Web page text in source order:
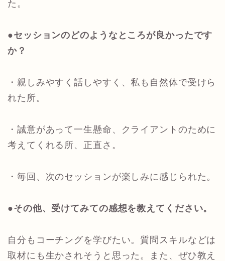
た。
●セッションのどのようなところが良かったです
か？
・親しみやすく話しやすく、私も自然体で受けら
れた所。
・誠意があって一生懸命、クライアントのために
考えてくれる所、正直さ。
・毎回、次のセッションが楽しみに感じられた。
●その他、受けてみての感想を教えてください。
自分もコーチングを学びたい。質問スキルなどは
取材にも生かされそうと思った。また、ぜひ教え